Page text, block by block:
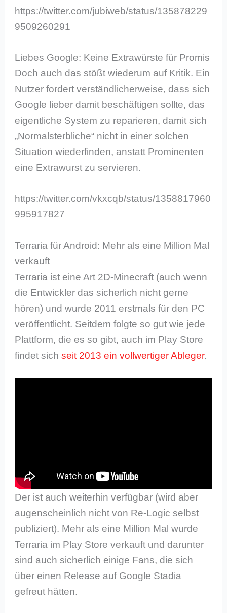
https://twitter.com/jubiweb/status/135878229
9509260291
Liebes Google: Keine Extrawürste für Promis
Doch auch das stößt wiederum auf Kritik. Ein
Nutzer fordert verständlicherweise, dass sich
Google lieber damit beschäftigen sollte, das
eigentliche System zu reparieren, damit sich
„Normalsterbliche“ nicht in einer solchen
Situation wiederfinden, anstatt Prominenten
eine Extrawurst zu servieren.
https://twitter.com/vkxcqb/status/1358817960
995917827
Terraria für Android: Mehr als eine Million Mal
verkauft
Terraria ist eine Art 2D-Minecraft (auch wenn
die Entwickler das sicherlich nicht gerne
hören) und wurde 2011 erstmals für den PC
veröffentlicht. Seitdem folgte so gut wie jede
Plattform, die es so gibt, auch im Play Store
findet sichseit 2013 ein vollwertiger Ableger.
Der ist auch weiterhin verfügbar (wird aber
augenscheinlich nicht von Re-Logic selbst
publiziert). Mehr als eine Million Mal wurde
Terraria im Play Store verkauft und darunter
sind auch sicherlich einige Fans, die sich
über einen Release auf Google Stadia
gefreut hätten.